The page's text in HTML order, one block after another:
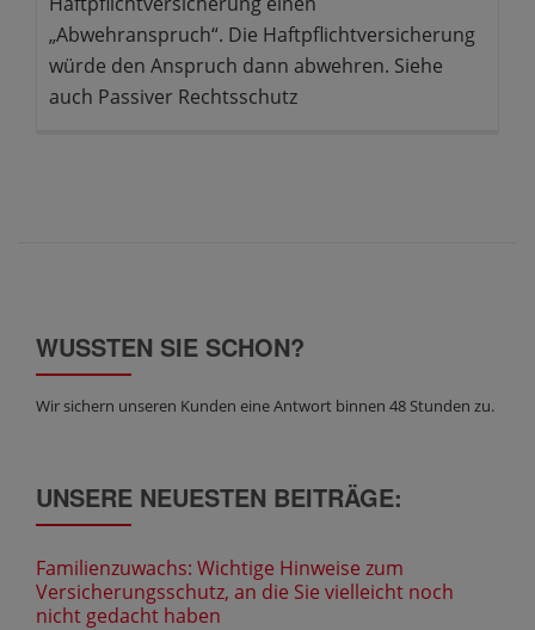
„Abwehranspruch“. Die Haftpflichtversicherung
würde den Anspruch dann abwehren. Siehe
auch Passiver Rechtsschutz
WUSSTEN SIE SCHON?
Wir sichern unseren Kunden eine Antwort binnen 48 Stunden zu.
UNSERE NEUESTEN BEITRÄGE:
Familienzuwachs: Wichtige Hinweise zum
Versicherungsschutz, an die Sie vielleicht noch
nicht gedacht haben